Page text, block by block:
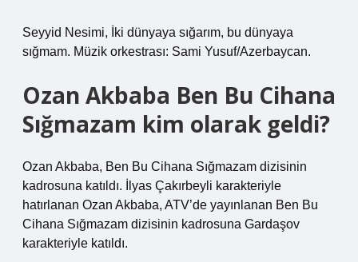
Seyyid Nesimi, İki dünyaya sığarım, bu dünyaya
sığmam. Müzik orkestrası: Sami Yusuf/Azerbaycan.
Ozan Akbaba Ben Bu Cihana
Sığmazam kim olarak geldi?
Ozan Akbaba, Ben Bu Cihana Sığmazam dizisinin
kadrosuna katıldı. İlyas Çakırbeyli karakteriyle
hatırlanan Ozan Akbaba, ATV’de yayınlanan Ben Bu
Cihana Sığmazam dizisinin kadrosuna Gardaşov
karakteriyle katıldı.